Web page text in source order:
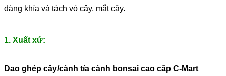
dàng khía và tách vỏ cây, mắt cây.
1. Xuất xứ:
Dao ghép cây/cành tỉa cành bonsai cao cấp C-Mart